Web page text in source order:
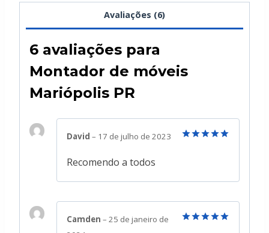
Avaliações (6)
6 avaliações para
Montador de móveis
Mariópolis PR
David – 17 de julho de 2023
Recomendo a todos
Camden – 25 de janeiro de